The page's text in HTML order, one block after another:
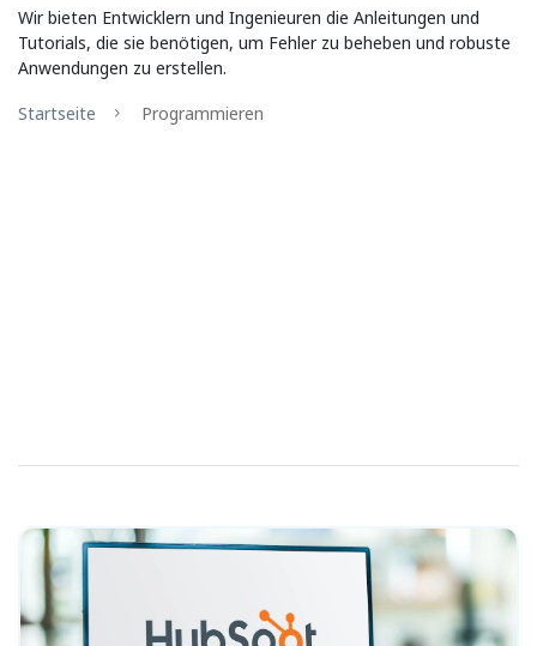
Wir bieten Entwicklern und Ingenieuren die Anleitungen und
Tutorials, die sie benötigen, um Fehler zu beheben und robuste
Anwendungen zu erstellen.
Startseite
Programmieren